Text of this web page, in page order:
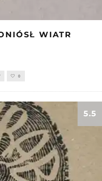
WIATR
0
5.5